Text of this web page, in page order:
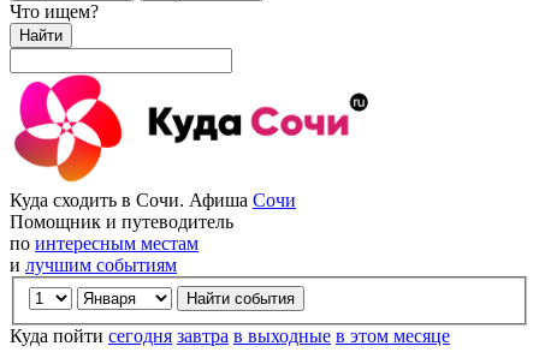
Что ищем?
Найти
Куда сходить в Сочи. Афиша Сочи
Помощник и путеводитель
по интересным местам
и лучшим событиям
Куда пойти сегодня завтра в выходные в этом месяце